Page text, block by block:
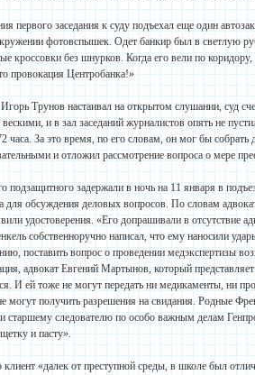
первого заседания к суду подъехал еще один
фотовспышек. Одет банкир был в светлую
кроссовки без шнурков. Когда его вели по
провокация Центробанка!»
Трунов настаивал на открытом слушании, суд
и в зал заседаний журналистов опять не
За это время, по его словам, он мог бы собрать
и отложил рассмотрение вопроса о мере
подзащитного задержали в ночь на 11 января в
обсуждения деловых вопросов. По словам
удостоверения. «Его допрашивали в отсутствие
собственноручно написал, что ему наносили
поставить вопрос о проведении медэкспертизы
адвокат Евгений Мартынов, который
И ей тоже не могут передать ни медикаменты, ни
могут получить разрешения на свидания. Родные
старшему следователю по особо важным делам
и пасту».
«далек от преступной среды, в школе был